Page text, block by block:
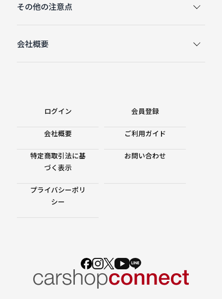
その他の注意点
会社概要
ログイン 会員登録
会社概要 ご利用ガイド
特定商取引法に基
づく表示
お問い合わせ
プライバシーポリ
シー